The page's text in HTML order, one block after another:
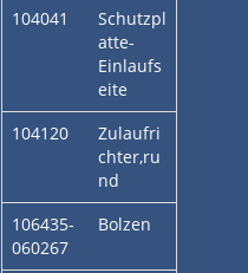
104041
Schutzpl
atte-
Einlaufs
eite
104120
Zulaufri
chter,ru
nd
106435-
060267
Bolzen